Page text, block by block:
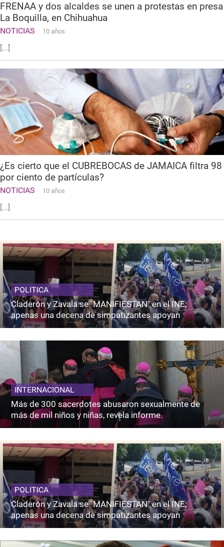
FRENAA y dos alcaldes se unen a protestas en presa
La Boquilla, en Chihuahua
NOTICIAS 10 años
[...]
¿Es cierto que el CUBREBOCAS de JAMAICA filtra 98
por ciento de partículas?
NOTICIAS 10 años
[...]
POLITICA
Claderón y Zavala se ´MANIFIESTAN´ en el INE;
apenas una decena de simpatizantes apoyan
INTERNACIONAL
Más de 300 sacerdotes abusaron sexualmente de
más de mil niños y niñas, revela informe.
POLITICA
Claderón y Zavala se ´MANIFIESTAN´ en el INE;
apenas una decena de simpatizantes apoyan